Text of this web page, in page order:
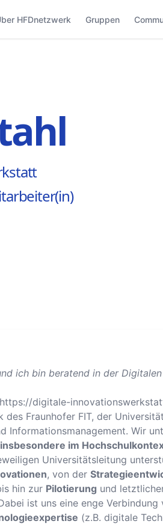
HFDnetzwerk Gruppen
ich bin beratend in der
digitale-
Fraunhofer FIT, der
Informationsmanagement. Wir
im
Universitätsleitung
, von der
hin zur Pilotierung und
ist uns eine enge Verbindung
(z.B. digitale